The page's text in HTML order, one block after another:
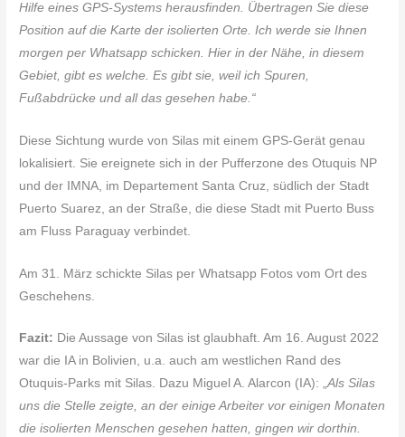
Hilfe eines GPS-Systems herausfinden. Übertragen Sie diese
Position auf die Karte der isolierten Orte. Ich werde sie Ihnen
morgen per Whatsapp schicken. Hier in der Nähe, in diesem
Gebiet, gibt es welche. Es gibt sie, weil ich Spuren,
Fußabdrücke und all das gesehen habe.“
Diese Sichtung wurde von Silas mit einem GPS-Gerät genau
lokalisiert. Sie ereignete sich in der Pufferzone des Otuquis NP
und der IMNA, im Departement Santa Cruz, südlich der Stadt
Puerto Suarez, an der Straße, die diese Stadt mit Puerto Buss
am Fluss Paraguay verbindet.
Am 31. März schickte Silas per Whatsapp Fotos vom Ort des
Geschehens.
Fazit: Die Aussage von Silas ist glaubhaft. Am 16. August 2022
war die IA in Bolivien, u.a. auch am westlichen Rand des
Otuquis-Parks mit Silas. Dazu Miguel A. Alarcon (IA): „Als Silas
uns die Stelle zeigte, an der einige Arbeiter vor einigen Monaten
die isolierten Menschen gesehen hatten, gingen wir dorthin.